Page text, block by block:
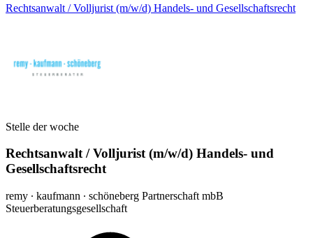
Rechtsanwalt / Volljurist (m/w/d) Handels- und Gesellschaftsrecht
Stelle der woche
Rechtsanwalt / Volljurist (m/w/d) Handels- und
Gesellschaftsrecht
remy ∙ kaufmann ∙ schöneberg Partnerschaft mbB
Steuerberatungsgesellschaft